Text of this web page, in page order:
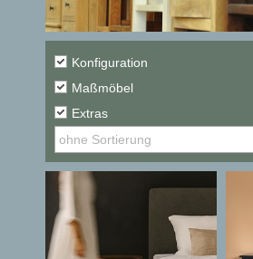
Konfiguration
Maßmöbel
Extras